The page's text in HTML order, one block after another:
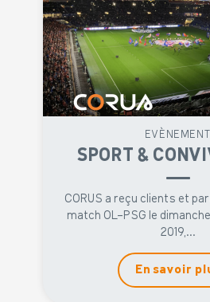
EVÈNEMENT
SPORT &
CORUS a reçu clients et
match OL-PSG le
2019,...
En savoir